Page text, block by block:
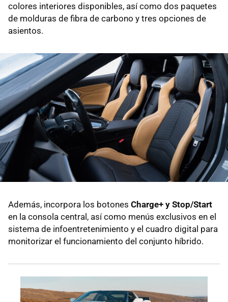
colores interiores disponibles, así como dos paquetes
de molduras de fibra de carbono y tres opciones de
asientos.
Además, incorpora los botones Charge+ y Stop/Start
en la consola central, así como menús exclusivos en el
sistema de infoentretenimiento y el cuadro digital para
monitorizar el funcionamiento del conjunto híbrido.